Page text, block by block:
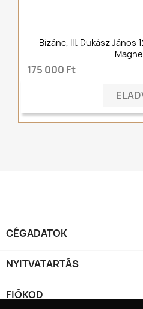
Bizánc, III. Dukász János
175 000 Ft
CÉGADATOK
NYITVATARTÁS
FIÓKOD